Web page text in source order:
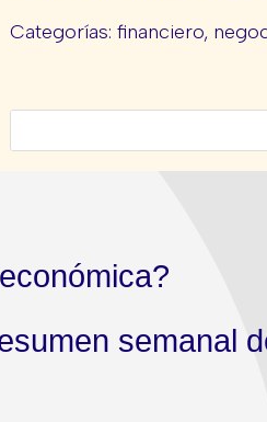
Categorías: financiero,
semanal